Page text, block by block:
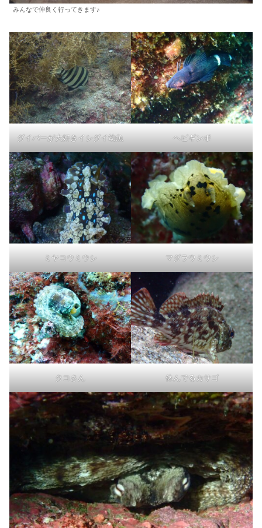
みんなで仲良く行ってきます♪
ダイバーが大好きイシダイ幼魚 ヘビギンポ
ミヤコウミウシ マダラウミウシ
タコさん 休んでるカサゴ